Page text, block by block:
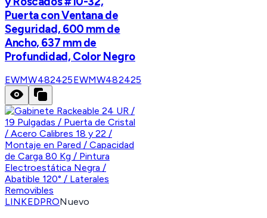
Puerta con Ventana de
Seguridad, 600 mm de
Ancho, 637 mm de
Profundidad, Color Negro
EWMW482425EWMW482425
LINKEDPRONuevo